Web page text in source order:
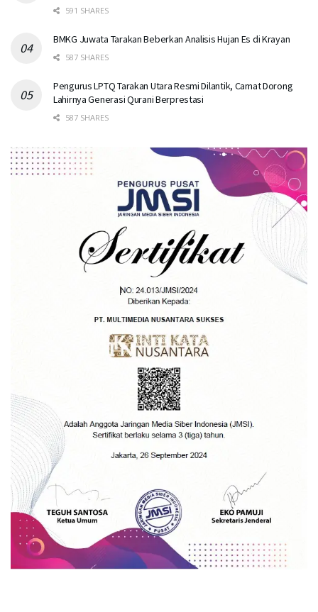
591 SHARES
BMKG Juwata Tarakan Beberkan Analisis Hujan Es di Krayan
587 SHARES
Pengurus LPTQ Tarakan Utara Resmi Dilantik, Camat Dorong
Lahirnya Generasi Qurani Berprestasi
587 SHARES